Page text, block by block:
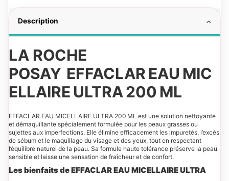
Description
LA ROCHE
POSAY EFFACLAR EAU MIC
ELLAIRE ULTRA 200 ML
EFFACLAR EAU MICELLAIRE ULTRA 200 ML est une solution nettoyante
et démaquillante spécialement formulée pour les peaux grasses ou
sujettes aux imperfections. Elle élimine efficacement les impuretés, l’excès
de sébum et le maquillage du visage et des yeux, tout en respectant
l’équilibre naturel de la peau. Sa formule haute tolérance préserve la peau
sensible et laisse une sensation de fraîcheur et de confort.
Les bienfaits de EFFACLAR EAU MICELLAIRE ULTRA